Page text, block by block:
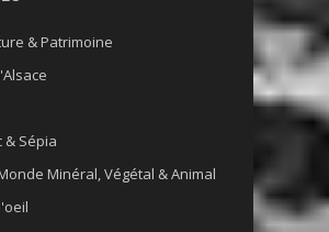
& Patrimoine
& Sépia
Minéral, Végétal & Animal